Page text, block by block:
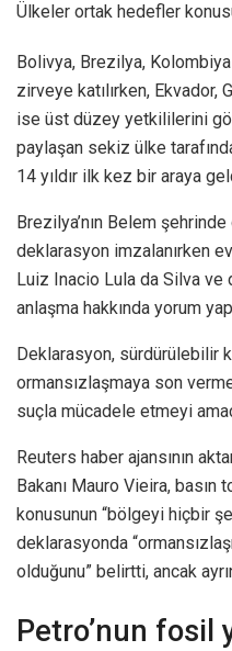
Ülkeler ortak hedefler
Bolivya, Brezilya,
zirveye katılırken, Ekvador,
ise üst düzey yetkililerini
paylaşan sekiz ülke
14 yıldır ilk kez bir araya
Brezilya’nın Belem
deklarasyon imzalanırken
Luiz Inacio Lula da Silva ve
anlaşma hakkında yorum
Deklarasyon, sürdürülebilir
ormansızlaşmaya son
suçla mücadele etmeyi
Reuters haber ajansının
Bakanı Mauro Vieira, basın
konusunun “bölgeyi hiçbir
deklarasyonda
olduğunu” belirtti, ancak
Petro’nun fosil